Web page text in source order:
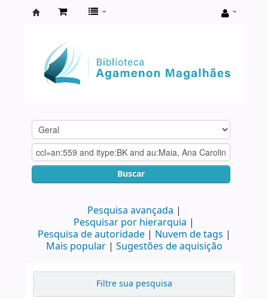
Agamenon
Magalhães
Buscar
Pesquisa avançada
Pesquisar por hierarquia
Pesquisa de autoridade
Nuvem de tags
Mais popular
Sugestões de aquisição
Filtre sua pesquisa